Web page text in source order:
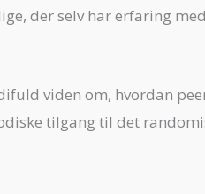
der selv har erfaring
viden om, hvordan
tilgang til det